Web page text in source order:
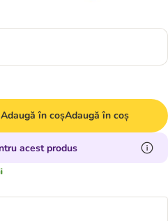
Adaugă în coșAdaugă în coș
acest produs